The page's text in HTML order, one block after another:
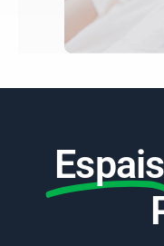
Espais